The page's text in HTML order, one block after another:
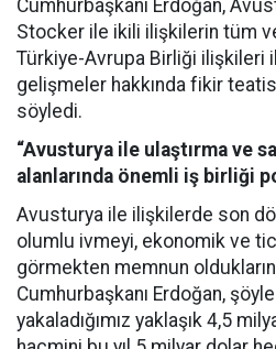
Cumhurbaşkanı Erdoğan,
Stocker ile ikili ilişkilerin tüm
Türkiye-Avrupa Birliği ilişkileri
gelişmeler hakkında fikir
söyledi.
“Avusturya ile ulaştırma ve
alanlarında önemli iş birliği
Avusturya ile ilişkilerde son
olumlu ivmeyi, ekonomik ve
görmekten memnun
Cumhurbaşkanı Erdoğan,
yakaladığımız yaklaşık 4,5